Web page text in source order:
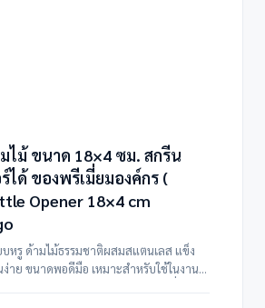
ไม้ ขนาด 18×4 ซม. สกรีน
ได้ ของพรีเมี่ยมองค์กร (
Opener 18×4 cm
บหรู ด้ามไม้ธรรมชาติผสมสแตนเลส แข็ง
ง่าย ขนาดพอดีมือ เหมาะสำหรับใช้ในงาน